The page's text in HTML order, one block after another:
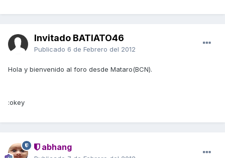
Invitado BATIATO46
Publicado 6 de Febrero del 2012
Hola y bienvenido al foro desde Mataro(BCN).
:okey
abhang